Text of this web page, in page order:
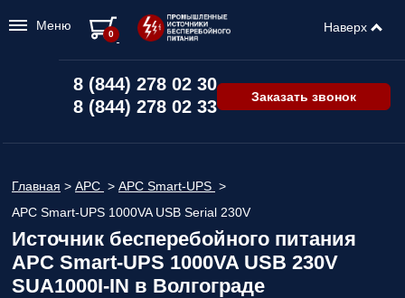
8 (844) 278 02 30
8 (844) 278 02 33
Заказать звонок
Главная > APC > APC Smart-UPS >
APC Smart-UPS 1000VA USB Serial 230V
Источник бесперебойного питания
APC Smart-UPS 1000VA USB 230V
SUA1000I-IN в Волгограде
Меню Наверх
0